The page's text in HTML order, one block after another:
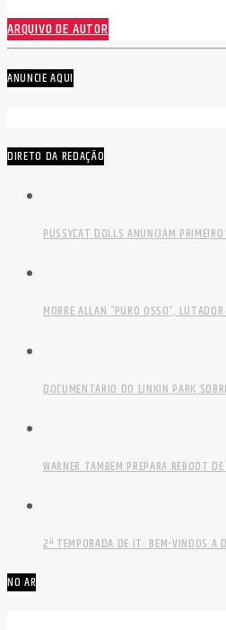
ARQUIVO DE AUTOR
ANUNCIE AQUI
DIRETO DA REDAÇÃO
PUSSYCAT DOLLS ANUNCIAM
MORRE ALLAN “PURO OSSO”,
DOCUMENTÁRIO DO LINKIN PARK
WARNER TAMBÉM PREPARA REBOOT
2ª TEMPORADA DE IT: BEM-VINDOS A
NO AR